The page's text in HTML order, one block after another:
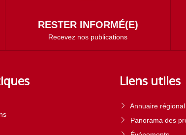
RESTER INFORMÉ(E)
Recevez nos publications
Liens utiles
Annuaire régional
Panorama des